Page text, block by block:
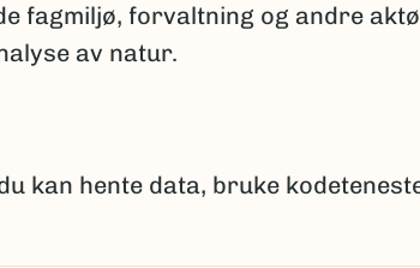
fagmiljø, forvaltning og andre
av natur.
kan hente data, bruke